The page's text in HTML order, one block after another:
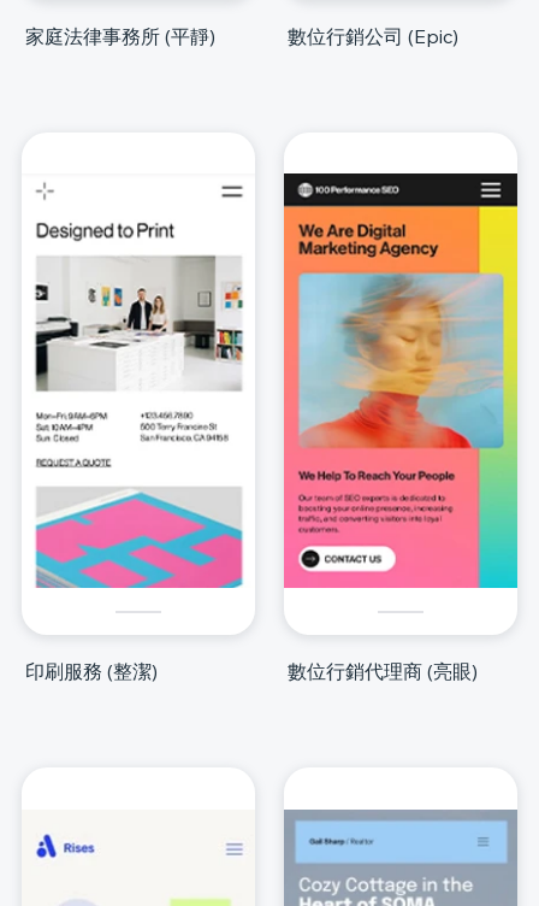
家庭法律事務所 (平靜) 數位行銷公司 (Epic)
印刷服務 (整潔) 數位行銷代理商 (亮眼)